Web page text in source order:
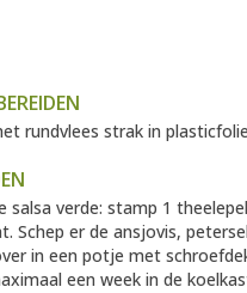
rundvlees strak in
salsa verde: stamp 1
Schep er de ansjovis,
in een potje met
een week in de